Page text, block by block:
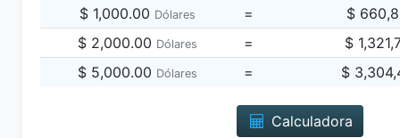
$ 1,000.00 Dólares = $
$ 2,000.00 Dólares = $
$ 5,000.00 Dólares = $
Calculadora